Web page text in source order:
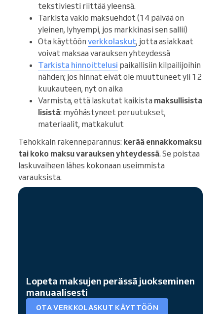
tekstiviesti riittää yleensä.
Tarkista vakio maksuehdot (14 päivää on
yleinen, lyhyempi, jos markkinasi sen sallii)
Ota käyttöön verkkolaskut, jotta asiakkaat
voivat maksaa varauksen yhteydessä
Tarkista hinnoittelusi paikallisiin kilpailijoihin
nähden; jos hinnat eivät ole muuttuneet yli 12
kuukauteen, nyt on aika
Varmista, että laskutat kaikista maksullisista
lisistä: myöhästyneet peruutukset,
materiaalit, matkakulut
Tehokkain rakenneparannus: kerää ennakkomaksu
tai koko maksu varauksen yhteydessä. Se poistaa
laskuvaiheen lähes kokonaan useimmista
varauksista.
Lopeta maksujen perässä juokseminen
manuaalisesti
OTA VERKKOLASKUT KÄYTTÖÖN